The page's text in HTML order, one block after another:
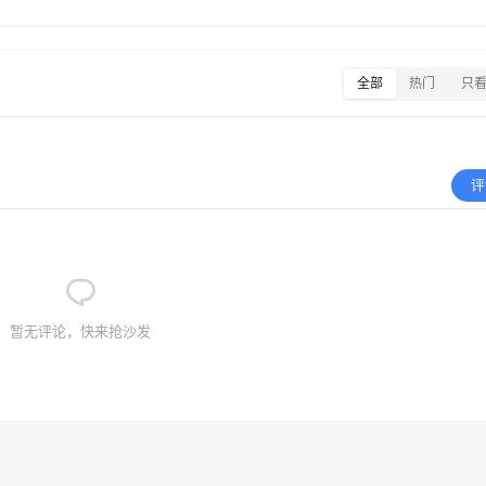
全部 热门 只
暂无评论，快来抢沙发